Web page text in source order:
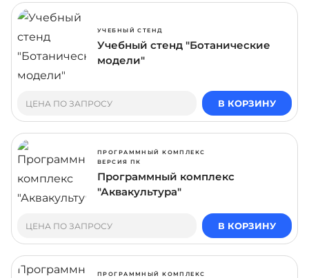
УЧЕБНЫЙ СТЕНД
Учебный стенд "Ботанические
модели"
ЦЕНА ПО ЗАПРОСУ В КОРЗИНУ
ПРОГРАММНЫЙ КОМПЛЕКС
ВЕРСИЯ ПК
Программный комплекс
"Аквакультура"
ЦЕНА ПО ЗАПРОСУ В КОРЗИНУ
ПРОГРАММНЫЙ КОМПЛЕКС